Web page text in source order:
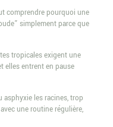
comprendre pourquoi une
simplement parce que
tropicales exigent une
elles entrent en pause
asphyxie les racines, trop
une routine régulière,